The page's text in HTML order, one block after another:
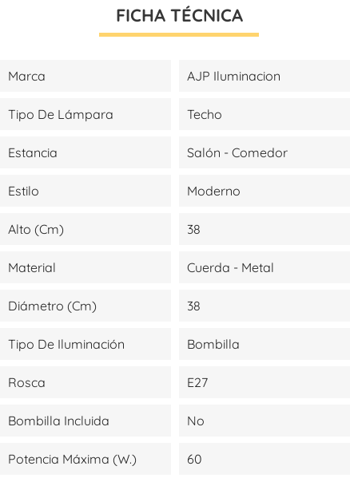
FICHA TÉCNICA
Marca AJP Iluminacion
Tipo De Lámpara Techo
Estancia Salón - Comedor
Estilo Moderno
Alto (cm) 38
Material Cuerda - Metal
Diámetro (cm) 38
Tipo De Iluminación Bombilla
Rosca E27
Bombilla Incluida No
Potencia Máxima (W.) 60